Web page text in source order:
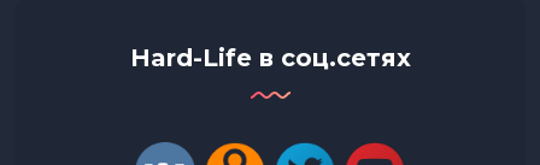
Hard-Life в соц.сетях